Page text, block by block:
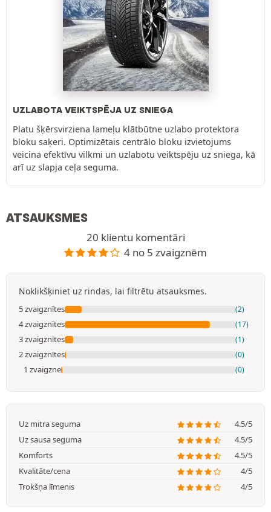
UZLABOTA VEIKTSPĒJA UZ SNIEGA
Platu šķērsvirziena lameļu klātbūtne uzlabo protektora
bloku saķeri. Optimizētais centrālo bloku izvietojums
veicina efektīvu vilkmi un uzlabotu veiktspēju uz sniega, kā
arī uz slapja ceļa seguma.
ATSAUKSMES
20 klientu komentāri
4 no 5 zvaigznēm
Noklikšķiniet uz rindas, lai filtrētu atsauksmes.
5 zvaigznītes (2)
4 zvaigznītes (17)
3 zvaigznītes (1)
2 zvaigznītes (0)
1 zvaigzne (0)
Uz mitra seguma
4.5/5
Uz sausa seguma
4.5/5
Komforts
4.5/5
Kvalitāte/cena
4/5
Trokšņa līmenis
4/5